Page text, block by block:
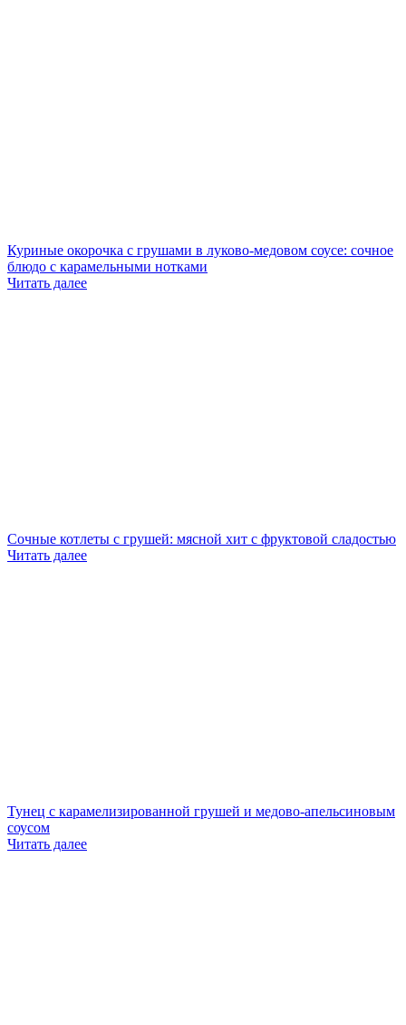
Куриные окорочка с грушами в луково-медовом соусе: сочное
блюдо с карамельными нотками
Читать далее
Сочные котлеты с грушей: мясной хит с фруктовой сладостью
Читать далее
Тунец с карамелизированной грушей и медово-апельсиновым
соусом
Читать далее